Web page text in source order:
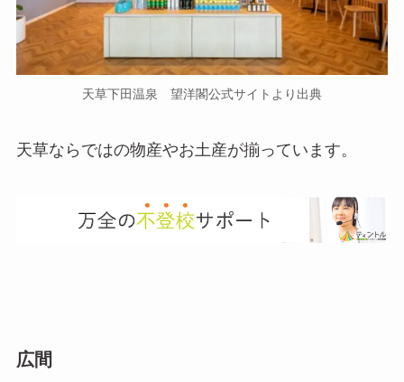
天草下田温泉 望洋閣公式サイトより出典
天草ならではの物産やお土産が揃っています。
広間